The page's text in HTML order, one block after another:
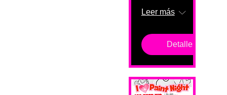
Leer más
Detalles